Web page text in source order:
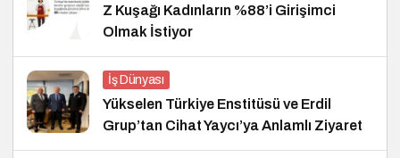
Z Kuşağı Kadınların %88’i Girişimci
Olmak İstiyor
İş Dünyası
Yükselen Türkiye Enstitüsü ve Erdil
Grup’tan Cihat Yaycı’ya Anlamlı Ziyaret